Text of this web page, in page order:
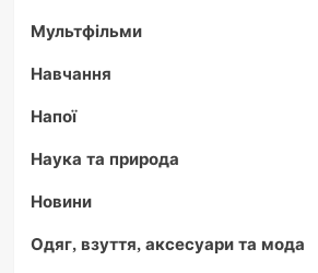
Мультфільми
Навчання
Напої
Наука та природа
Новини
Одяг, взуття, аксесуари та мода